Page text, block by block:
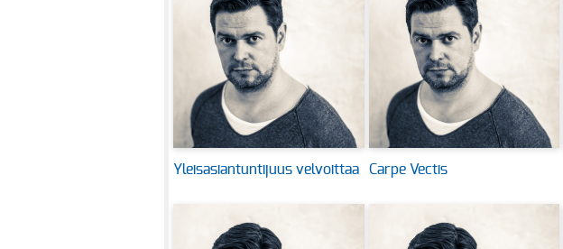
Yleisasiantuntijuus velvoittaa Carpe Vectis